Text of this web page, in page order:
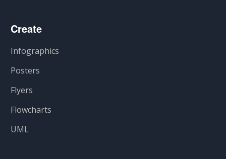
Create
Infographics
Posters
Flyers
Flowcharts
UML